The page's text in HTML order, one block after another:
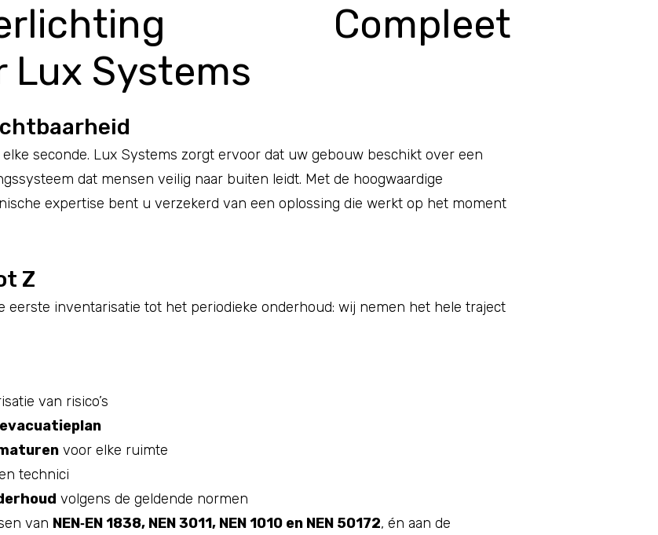
Compleet
Lux Systems
seconde. Lux Systems zorgt ervoor dat uw gebouw beschikt over een
dat mensen veilig naar buiten leidt. Met de hoogwaardige
expertise bent u verzekerd van een oplossing die werkt op het moment
Z
eerste inventarisatie tot het periodieke onderhoud: wij nemen het hele traject
van risico’s
voor elke ruimte
technici
volgens de geldende normen
van NEN‑EN 1838, NEN 3011, NEN 1010 en NEN 50172, én aan de